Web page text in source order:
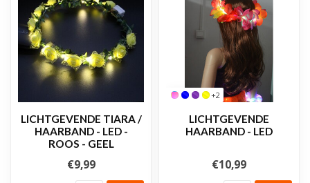
LICHTGEVENDE TIARA /
HAARBAND - LED -
ROOS - GEEL
€9,99
+2
LICHTGEVENDE
HAARBAND - LED
€10,99